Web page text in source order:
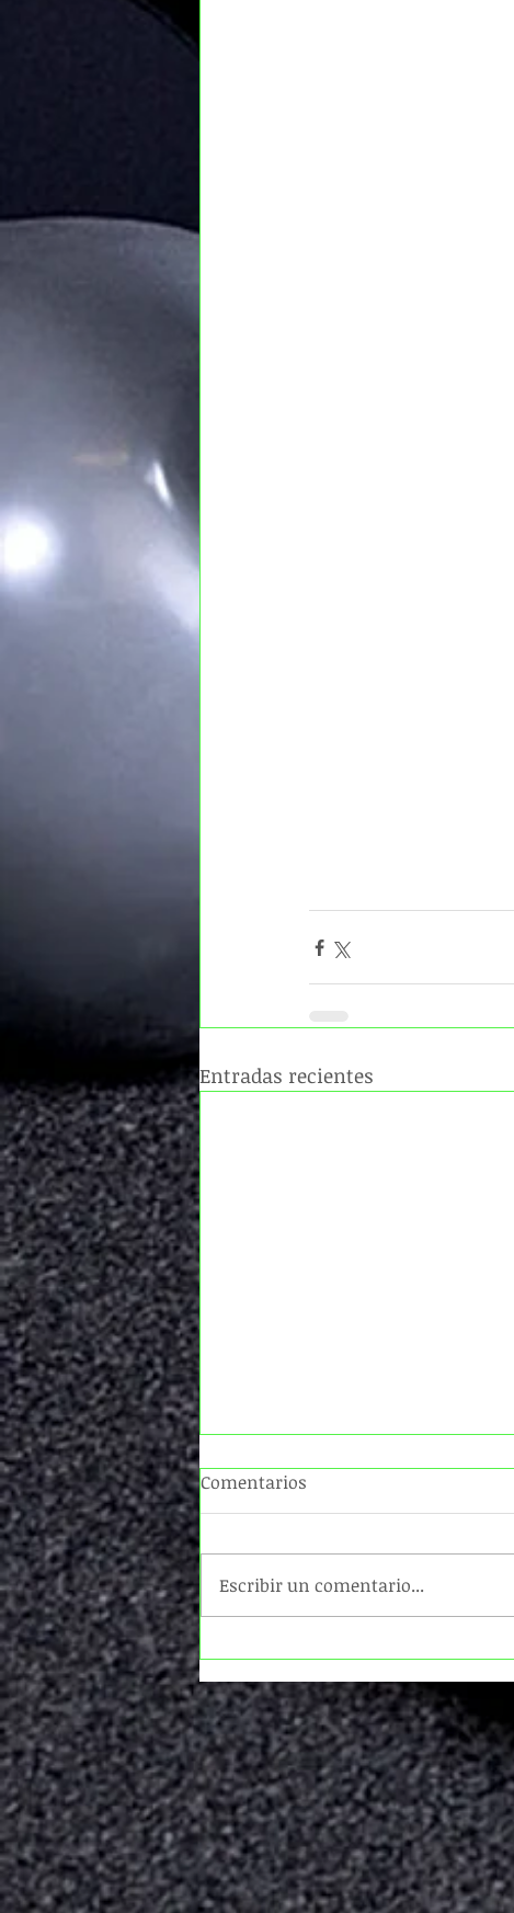
Entradas recientes
JUICIOA ALCALDE POR
SABOTAJE
Comentarios
Escribir un comentario...